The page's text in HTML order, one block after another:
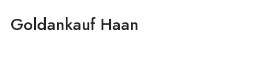
Goldankauf Haan